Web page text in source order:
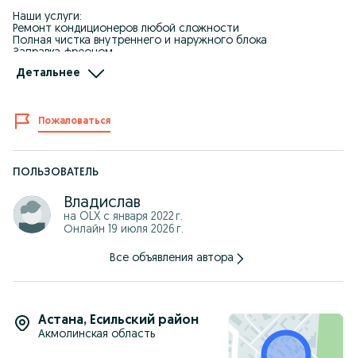
Наши услуги:
Ремонт кондиционеров любой сложности
Полная чистка внутреннего и наружного блока
Заправка фреоном
обслуживание
Гарантия на все виды работ
Честные цены без скрытых доплат
Работаем с частными клиентами и организациями
запчастями гарантией на всю нашу работу (1год)
Детальнее
Пожаловаться
ПОЛЬЗОВАТЕЛЬ
Владислав
на OLX с января 2022 г.
Онлайн 19 июля 2026 г.
Все объявления автора
Астана, Есильский район
Акмолинская область